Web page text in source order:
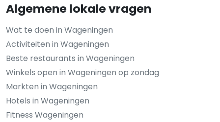
Algemene lokale vragen
Wat te doen in Wageningen
Activiteiten in Wageningen
Beste restaurants in Wageningen
Winkels open in Wageningen op zondag
Markten in Wageningen
Hotels in Wageningen
Fitness Wageningen